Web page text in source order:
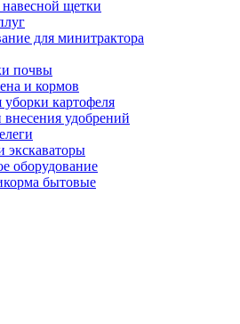
навесной щетки
для минитрактора
почвы
и кормов
уборки картофеля
удобрений
экскаваторы
оборудование
бытовые